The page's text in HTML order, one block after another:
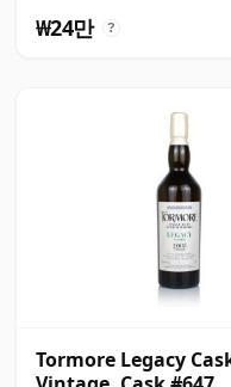
₩24만 ?
Tormore Legacy